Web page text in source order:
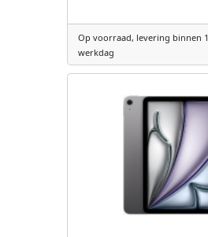
Op voorraad, levering binnen 1
werkdag